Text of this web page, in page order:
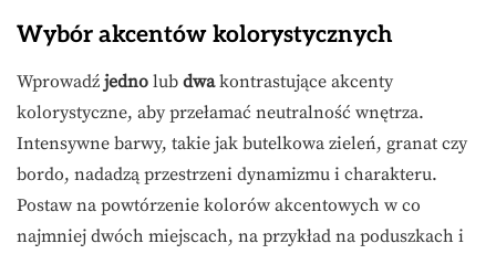
Wybór akcentów kolorystycznych
Wprowadź jedno lub dwakontrastujące akcenty
kolorystyczne, aby przełamać neutralność wnętrza.
Intensywne barwy, takie jak butelkowa zieleń, granat czy
bordo, nadadzą przestrzeni dynamizmu i charakteru.
Postaw na powtórzenie kolorów akcentowych w co
najmniej dwóch miejscach, na przykład na poduszkach i